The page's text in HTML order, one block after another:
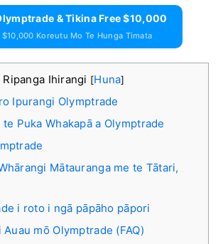
& Tikina Free $10,000
Koreutu Mo Te Hunga Timata
Ripanga Ihirangi [Huna]
Ipurangi Olymptrade
Puka Whakapā a Olymptrade
Mātauranga me te Tātari,
i roto i ngā pāpāho pāpori
Auau mō Olymptrade (FAQ)